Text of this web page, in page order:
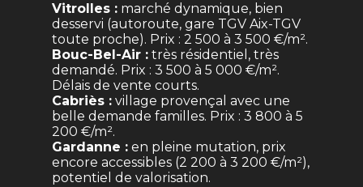
Vitrolles : marché dynamique, bien
desservi (autoroute, gare TGV Aix-TGV
toute proche). Prix : 2 500 à 3 500 €/m².
Bouc-Bel-Air : très résidentiel, très
demandé. Prix : 3 500 à 5 000 €/m².
Délais de vente courts.
Cabriès : village provençal avec une
belle demande familles. Prix : 3 800 à 5
200 €/m².
Gardanne : en pleine mutation, prix
encore accessibles (2 200 à 3 200 €/m²),
potentiel de valorisation.